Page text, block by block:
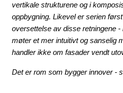
vertikale strukturene og i
oppbygning. Likevel er serien
oversettelse av disse retningene
møter et mer intuitivt og sanselig
handler ikke om fasader vendt
Det er rom som bygger innover -